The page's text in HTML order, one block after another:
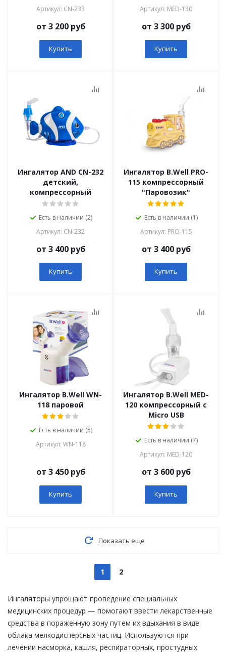
Артикул: СN-233
от 3 200 руб
Купить
Артикул: MED-130
от 3 300 руб
Купить
Ингалятор AND СN-232
детский,
компрессорный
Есть в наличии (2)
Артикул: СN-232
от 3 400 руб
Купить
Ингалятор B.Well PRO-
115 компрессорный
"Паровозик"
Есть в наличии (1)
Артикул: PRO-115
от 3 400 руб
Купить
Ингалятор B.Well WN-
118 паровой
Есть в наличии (5)
Артикул: WN-118
от 3 450 руб
Купить
Ингалятор B.Well MED-
120 компрессорный с
Micro USB
Есть в наличии (7)
Артикул: MED-120
от 3 600 руб
Купить
Показать еще
1 2
Ингаляторы упрощают проведение специальных
медицинских процедур — помогают ввести лекарственные
средства в пораженную зону путем их вдыхания в виде
облака мелкодисперсных частиц. Используются при
лечении насморка, кашля, респираторных, простудных